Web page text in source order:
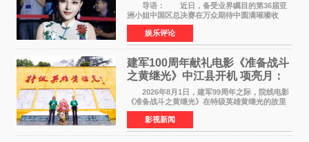
导语： 近日，备受业界瞩目的第36届亚
洲小姐中国区总决赛在万众期待中圆满璀璨收
官。整场盛典汇聚万千芳华，不仅完成了新一届
美丽代言人的加冕选拔，更在行业发展层面带来
颠覆性突破。活动
娱乐评论
建军100周年献礼电影《准备战斗
之黄继光》中江县开机 项亮月：
以光影为笔，书写英雄赞歌
2026年8月1日，建军99周年之际，院线电影
《准备战斗之黄继光》在特级英雄黄继光的故里
——四川省德阳市中江县黄继光出生地正式开
机。本片出品人、总制片人项亮月主持开机仪
式，&zwnj;特级英雄
影视新闻